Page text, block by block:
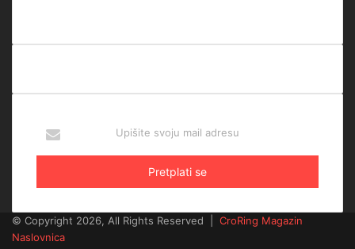
svoju
mail
© Copyright 2026, All Rights Reserved | CroRing Magazin
Naslovnica